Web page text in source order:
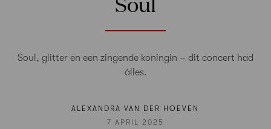
Soul, glitter en een zingende koningin – dit concert had
álles.
ALEXANDRA VAN DER HOEVEN
7 APRIL 2025